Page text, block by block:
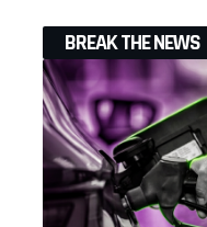
BREAK THE NEWS